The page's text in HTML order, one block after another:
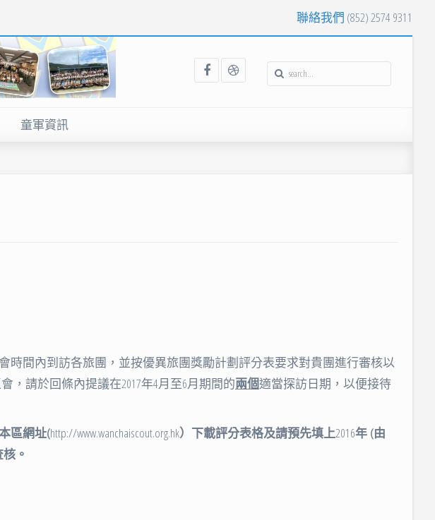
聯絡我們 (852) 2574 9311
童軍資訊
時間內到訪各旅團，並按優異旅團獎勵計劃評分表要求對貴團進行審核以
請於回條內提議在2017年4月至6月期間的兩個適當探訪日期，以便接待
區網址(http://www.wanchaiscout.org.hk）下載評分表格及請預先填上2016年 (由
。